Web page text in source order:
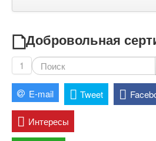
Добровольная
1
E-mail Tweet
Интересы